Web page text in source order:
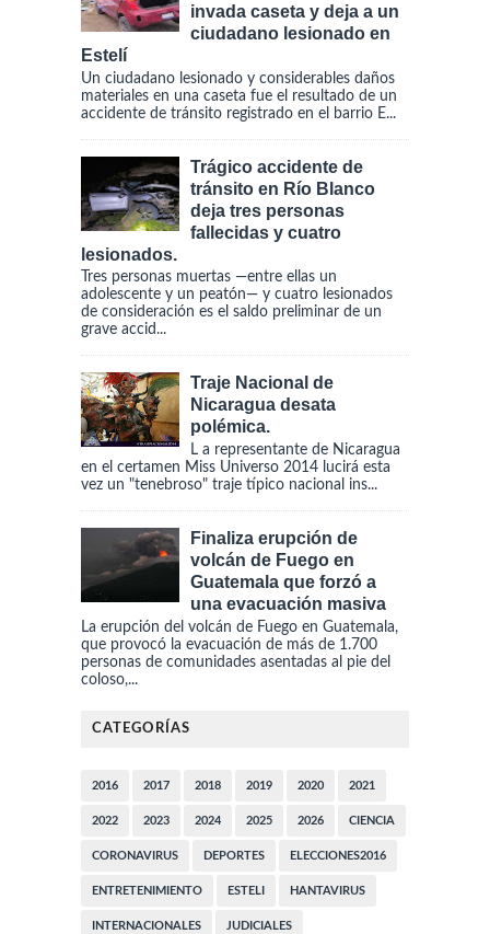
invada caseta y deja a un
ciudadano lesionado en
Estelí
Un ciudadano lesionado y considerables daños
materiales en una caseta fue el resultado de un
accidente de tránsito registrado en el barrio E...
Trágico accidente de
tránsito en Río Blanco
deja tres personas
fallecidas y cuatro
lesionados.
Tres personas muertas —entre ellas un
adolescente y un peatón— y cuatro lesionados
de consideración es el saldo preliminar de un
grave accid...
Traje Nacional de
Nicaragua desata
polémica.
L a representante de Nicaragua
en el certamen Miss Universo 2014 lucirá esta
vez un "tenebroso" traje típico nacional ins...
Finaliza erupción de
volcán de Fuego en
Guatemala que forzó a
una evacuación masiva
La erupción del volcán de Fuego en Guatemala,
que provocó la evacuación de más de 1.700
personas de comunidades asentadas al pie del
coloso,...
CATEGORÍAS
2016 2017 2018 2019 2020 2021
2022 2023 2024 2025 2026 CIENCIA
CORONAVIRUS DEPORTES ELECCIONES2016
ENTRETENIMIENTO ESTELI HANTAVIRUS
INTERNACIONALES JUDICIALES